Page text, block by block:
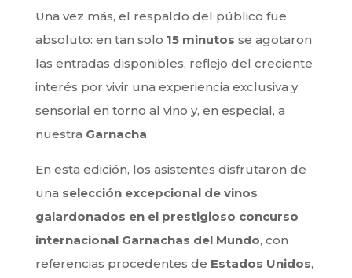
Una vez más, el respaldo del público fue
absoluto: en tan solo 15 minutos se agotaron
las entradas disponibles, reflejo del creciente
interés por vivir una experiencia exclusiva y
sensorial en torno al vino y, en especial, a
nuestra Garnacha.
En esta edición, los asistentes disfrutaron de
una selección excepcional de vinos
galardonados en el prestigioso concurso
internacional Garnachas del Mundo, con
referencias procedentes de Estados Unidos,